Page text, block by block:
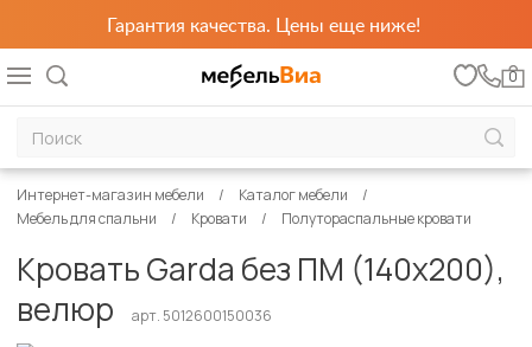
Гарантия качества. Цены еще ниже!
0
Интернет-магазин мебели
Каталог мебели
Мебель для спальни
Кровати Полутораспальные кровати
Кровать Garda без ПМ (140х200),
велюр
арт. 5012600150036